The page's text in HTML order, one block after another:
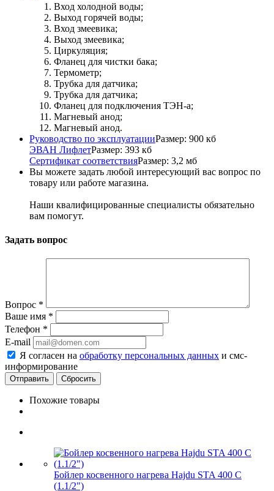
Вход холодной воды;
Выход горячей воды;
Вход змеевика;
Выход змеевика;
Циркуляция;
Фланец для чистки бака;
Термометр;
Трубка для датчика;
Трубка для датчика;
Фланец для подключения ТЭН-а;
Магневый анод;
Магневый анод.
Руководство по эксплуатацииРазмер: 900 кб
ЭВАН ЛифлетРазмер: 393 кб
Сертификат соответствияРазмер: 3,2 мб
Вы можете задать любой интересующий вас вопрос по
товару или работе магазина.
Наши квалифицированные специалисты обязательно
вам помогут.
Задать вопрос
Вопрос *
Ваше имя *
Телефон *
E-mail
Я согласен на обработку персональных данных и смс-
информирование
Сбросить
Похожие товары
Бойлер косвенного нагрева Hajdu STA 400 C
(1.1/2")